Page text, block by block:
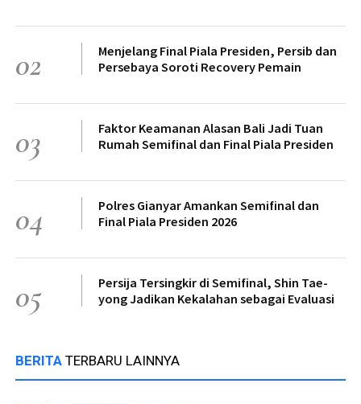
02
Menjelang Final Piala Presiden, Persib dan
Persebaya Soroti Recovery Pemain
03
Faktor Keamanan Alasan Bali Jadi Tuan
Rumah Semifinal dan Final Piala Presiden
04
Polres Gianyar Amankan Semifinal dan
Final Piala Presiden 2026
05
Persija Tersingkir di Semifinal, Shin Tae-
yong Jadikan Kekalahan sebagai Evaluasi
BERITA TERBARU LAINNYA